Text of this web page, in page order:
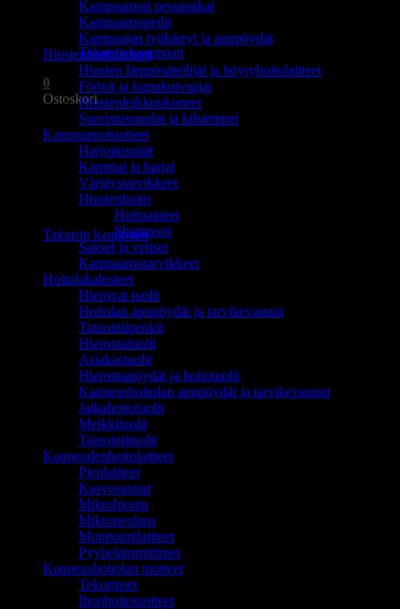
Ostoskori on tyhjä.
Takaisin kauppaan
0
Ostoskori
Ostoskori on tyhjä.
Takaisin kauppaan
Kampaamon pesupaikat
Kampaamopeilit
Kampaajan työkärryt ja apupöydät
Hiustenhoitolaitteet
Hiusten lämpösäteilijät ja höyryhoitolaitteet
Föönit ja kupukuivaajat
Hiustenleikkuukoneet
Suoristusraudat ja kihartimet
Kampaamotuotteet
Harjoituspäät
Kammat ja harjat
Värjäystarvikkeet
Hiustenhoito
Hoitoaineet
Shampoot
Sakset ja veitset
Kampaamotarvikkeet
Hoitolakalusteet
Hierovat tuolit
Hoitolan apupöydät ja tarvikevaunut
Tatuointipenkit
Hierontatuolit
Asiakastuolit
Hierontapöydät ja hoitotuolit
Kauneushoitolan apupöydät ja tarvikevaunut
Jalkahoitotuolit
Meikkituolit
Tatuointituolit
Kauneudenhoitolaitteet
Pienlaitteet
Kasvosaunat
Mikrohionta
Mikroneulaus
Monitoimilaitteet
Pyyhelämmittimet
Kauneushoitolan tuotteet
Tekoripset
Ihonhoitotuotteet